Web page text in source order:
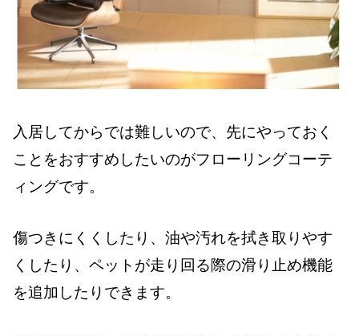
入居してからでは難しいので、先にやっておく
ことをおすすめしたいのがフローリングコーテ
ィングです。
傷つきにくくしたり、油や汚れを拭き取りやす
くしたり、ペットが走り回る際の滑り止め機能
を追加したりできます。